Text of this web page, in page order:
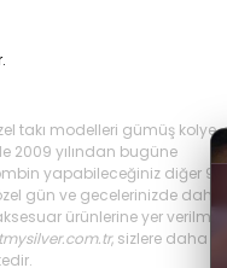
takı modelleri gümüş
2009 yılından bugüne
yapabileceğiniz diğer
gün ve gecelerinizde daha
ürünlerine yer
, sizlere daha